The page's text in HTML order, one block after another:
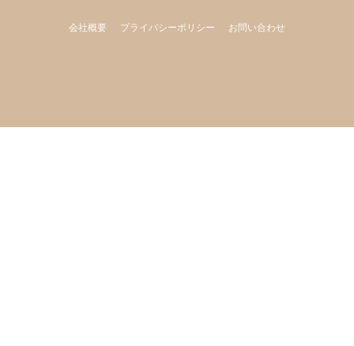
会社概要 プライバシーポリシー お問い合わせ